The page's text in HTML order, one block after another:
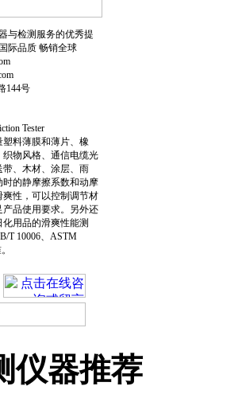
与检测服务的优秀提
际品质 畅销全球
144号
Tester
料薄膜和薄片、橡
物风格、通信电缆光
、木材、涂层、雨
的静摩擦系数和动摩
性，可以控制调节材
品使用要求。另外还
用品的滑爽性能测
T 10006、ASTM
仪器推荐